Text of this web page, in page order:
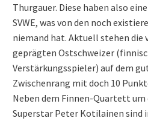
Thurgauer. Diese haben also
SVWE, was von den noch
niemand hat. Aktuell stehen die
geprägten Ostschweizer
Verstärkungsspieler) auf dem
Zwischenrang mit doch 10
Neben dem Finnen-Quartett um
Superstar Peter Kotilainen sind